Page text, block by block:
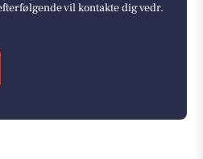
vil kontakte dig vedr.